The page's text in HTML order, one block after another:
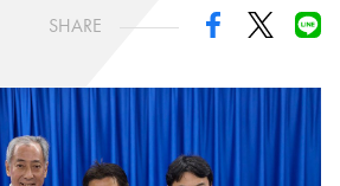
SHARE